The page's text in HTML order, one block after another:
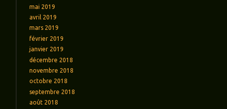
mai 2019
avril 2019
mars 2019
février 2019
janvier 2019
décembre 2018
novembre 2018
octobre 2018
septembre 2018
août 2018